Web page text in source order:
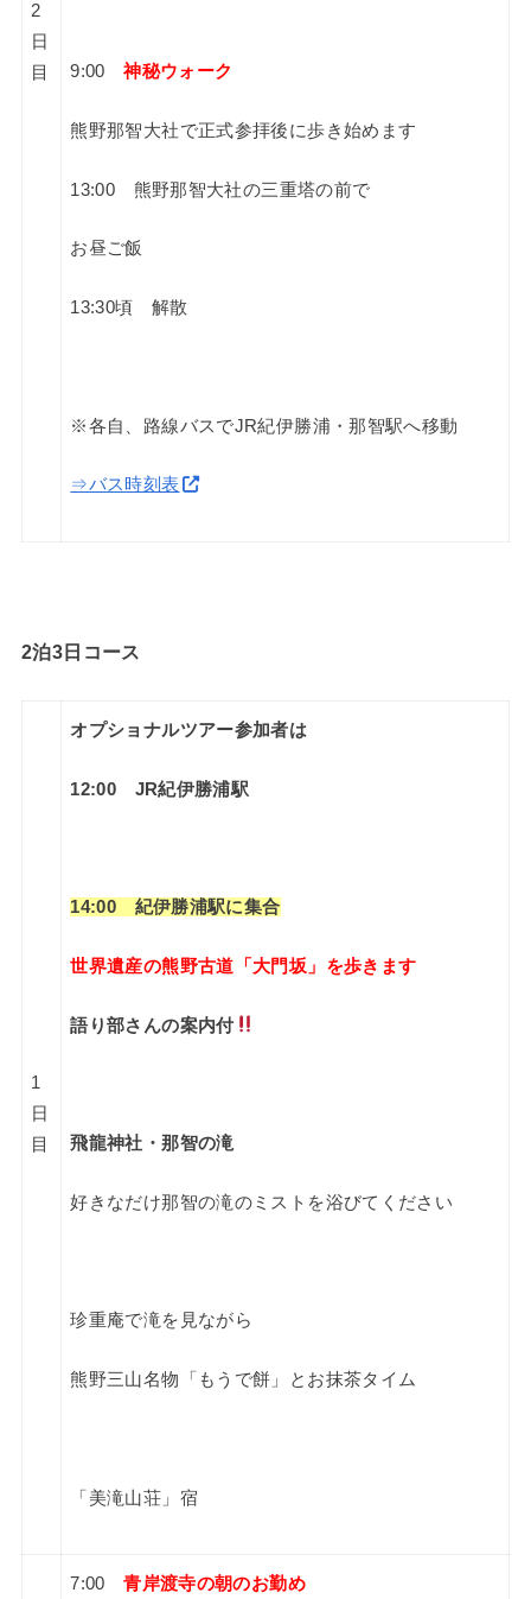
2
日
目
9:00神秘ウォーク
熊野那智大社で正式参拝後に歩き始めます
13:00 熊野那智大社の三重塔の前で
お昼ご飯
13:30頃 解散
※各自、路線バスでJR紀伊勝浦・那智駅へ移動
⇒バス時刻表
2泊3日コース
1
日
目
オプショナルツアー参加者は
12:00 JR紀伊勝浦駅
14:00 紀伊勝浦駅に集合
世界遺産の熊野古道 「大門坂」を歩きます
語り部さんの案内付
飛龍神社・那智の滝
好きなだけ那智の滝のミストを浴びてください
珍重庵で滝を見ながら
熊野三山名物「もうで餅」とお抹茶タイム
「美滝山荘」宿
7:00青岸渡寺の朝のお勤め